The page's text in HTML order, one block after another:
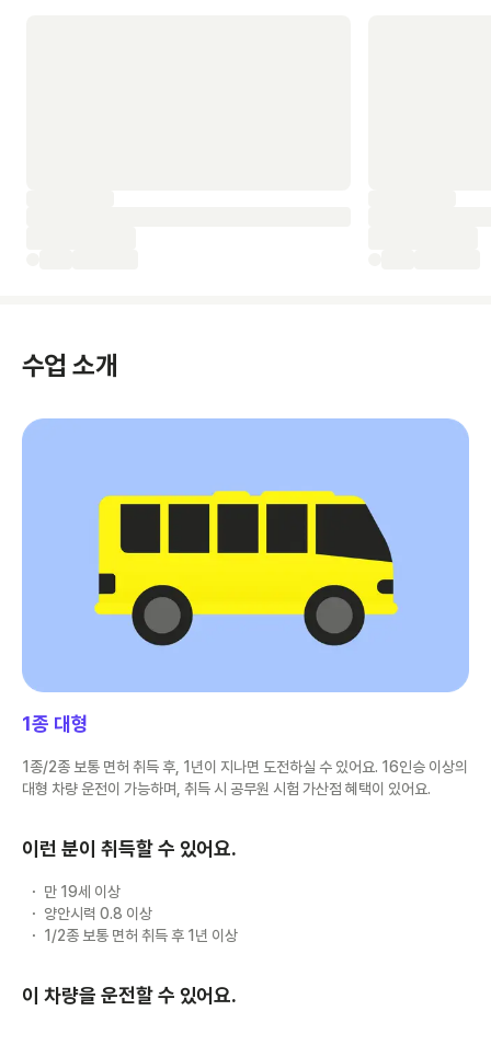
수업 소개
1종 대형
1종/2종 보통 면허 취득 후, 1년이 지나면 도전하실 수 있어요. 16인승 이상의
대형 차량 운전이 가능하며, 취득 시 공무원 시험 가산점 혜택이 있어요.
이런 분이 취득할 수 있어요.
만 19세 이상
양안시력 0.8 이상
1/2종 보통 면허 취득 후 1년 이상
이 차량을 운전할 수 있어요.